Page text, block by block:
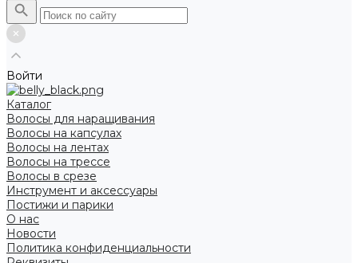
Войти
Каталог
Волосы для наращивания
Волосы на капсулах
Волосы на лентах
Волосы на трессе
Волосы в срезе
Инструмент и аксессуары
Постижи и парики
О нас
Новости
Политика конфиденциальности